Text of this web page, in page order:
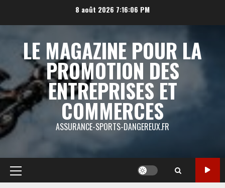
8 août 2026 7:16:06 PM
LE MAGAZINE POUR LA
PROMOTION DES
ENTREPRISES ET
COMMERCES
ASSURANCE-SPORTS-DANGEREUX.FR
Menu
principal